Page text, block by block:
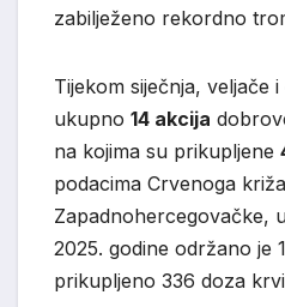
zabilježeno rekordno
Tijekom siječnja, veljače
ukupno 14 akcija
na kojima su prikupljene
podacima Crvenoga
Zapadnohercegovačke,
2025. godine održano je
prikupljeno 336 doza